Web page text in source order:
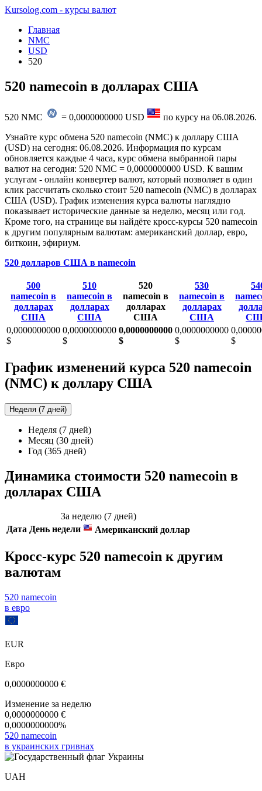
Kursolog.com - курсы валют
Главная
NMC
USD
520
520 namecoin в долларах США
520 NMC = 0,0000000000 USD по курсу на 06.08.2026.
Узнайте курс обмена 520 namecoin (NMC) к доллару США
(USD) на сегодня: 06.08.2026. Информация по курсам
обновляется каждые 4 часа, курс обмена выбранной пары
валют на сегодня: 520 NMC = 0,0000000000 USD. К вашим
услугам - онлайн конвертер валют, который позволяет в один
клик рассчитать сколько стоит 520 namecoin (NMC) в долларах
США (USD). График изменения курса валюты наглядно
показывает исторические данные за неделю, месяц или год.
Кроме того, на странице вы найдёте кросс-курсы 520 namecoin
к другим популярным валютам: американский доллар, евро,
биткоин, эфириум.
520 долларов США в namecoin
500
namecoin в
долларах
США
510
namecoin в
долларах
США
520
namecoin в
долларах
США
530
namecoin в
долларах
США
0,0000000000
$
0,0000000000
$
0,0000000000
$
0,0000000000
$
$
График изменений курса 520 namecoin
(NMC) к доллару США
Неделя (7 дней)
Неделя (7 дней)
Месяц (30 дней)
Год (365 дней)
Динамика стоимости 520 namecoin в
долларах США
За неделю (7 дней)
Дата День недели Американский доллар
Кросс-курс 520 namecoin к другим
валютам
520 namecoin
в евро
EUR
Евро
0,0000000000 €
Изменение за неделю
0,0000000000 €
0,0000000000%
520 namecoin
в украинских гривнах
UAH